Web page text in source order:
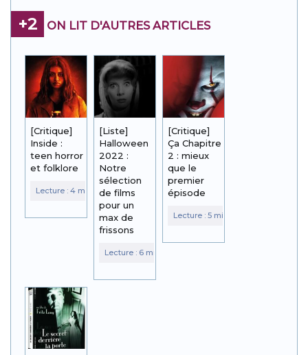
+2 ON LIT D'AUTRES ARTICLES
[Critique]
Inside :
teen horror
et folklore
[Liste]
Halloween
2022 :
Notre
sélection
de films
pour un
max de
frissons
[Critique]
Ça Chapitre
2 : mieux
que le
premier
épisode